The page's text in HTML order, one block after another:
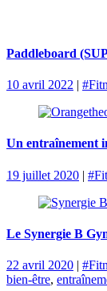
Paddleboard
10 avril 2022 |
Un entraînement
19 juillet 2020 |
Le Synergie B
22 avril 2020 |
bien-être,